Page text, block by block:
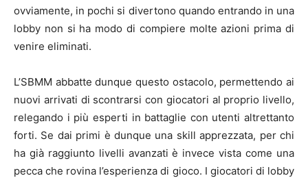
ovviamente, in pochi si divertono quando entrando in una
lobby non si ha modo di compiere molte azioni prima di
venire eliminati.
L’SBMM abbatte dunque questo ostacolo, permettendo ai
nuovi arrivati di scontrarsi con giocatori al proprio livello,
relegando i più esperti in battaglie con utenti altrettanto
forti. Se dai primi è dunque una skill apprezzata, per chi
ha già raggiunto livelli avanzati è invece vista come una
pecca che rovina l’esperienza di gioco. I giocatori di lobby